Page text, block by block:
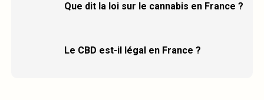
Que dit la loi sur le cannabis en France ?
Le CBD est-il légal en France ?